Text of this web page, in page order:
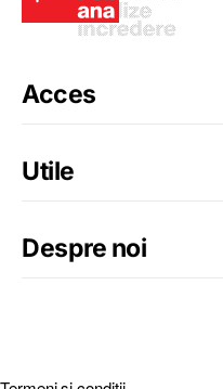
Acces
Utile
Despre noi